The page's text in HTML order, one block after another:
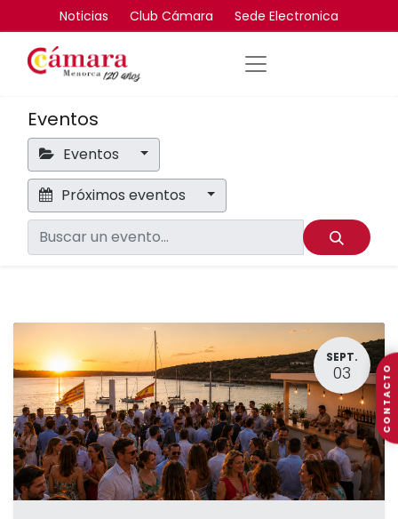
Noticias Club Cámara Sede Electronica
Eventos
Eventos
Próximos eventos
SEPT.
03 CONTACTO